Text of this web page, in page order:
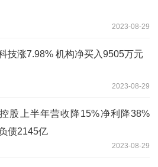
2023-08-29
技涨7.98% 机构净买入9505万元
2023-08-29
股上半年营收降15%净利降38%
债2145亿
2023-08-29